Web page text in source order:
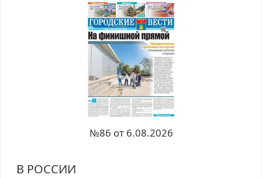
№86 от 6.08.2026
В РОССИИ